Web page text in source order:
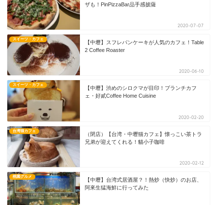
ザも！PinPizzaBar品手感披薩
2020-07-07
スイーツ・カフェ
【中壢】スフレパンケーキが人気のカフェ！Table
2 Coffee Roaster
2020-06-10
スイーツ・カフェ
【中壢】渋めのシロクマが目印！ブランチカフ
ェ・好貳Coffee Home Cuisine
2020-02-20
台湾猫カフェ
（閉店）【台湾・中壢猫カフェ】懐っこい茶トラ
兄弟が迎えてくれる！貓小子咖啡
2020-02-12
桃園グルメ
【中壢】台湾式居酒屋？！熱炒（快炒）のお店、
阿來生猛海鮮に行ってみた